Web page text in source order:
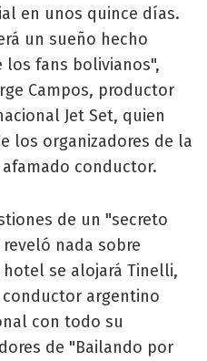
en unos quince días.
un sueño hecho
los fans bolivianos",
Campos, productor
Jet Set, quien
los organizadores de la
conductor.
de un "secreto
nada sobre
se alojará Tinelli,
argentino
con todo su
de "Bailando por